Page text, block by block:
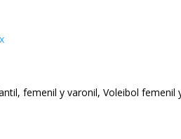
femenil y varonil, Voleibol